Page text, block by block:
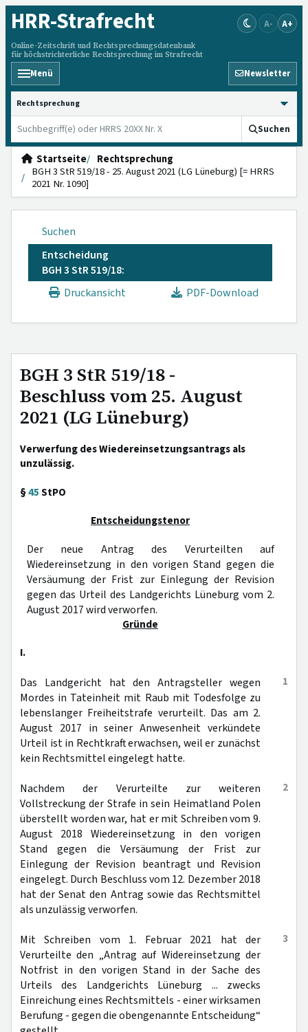
HRR-Strafrecht
Online-Zeitschrift und Rechtsprechungsdatenbank
für höchstrichterliche Rechtsprechung im Strafrecht
A- A+
Menü Newsletter
HRRS durchsuchen
Suchen
Startseite
Rechtsprechung
BGH 3 StR 519/18 - 25. August 2021 (LG Lüneburg) [= HRRS
2021 Nr. 1090]
Suchen
Entscheidung
BGH 3 StR 519/18:
Druckansicht
PDF-Download
BGH 3 StR 519/18 -
Beschluss vom 25. August
2021 (LG Lüneburg)
Verwerfung des Wiedereinsetzungsantrags als
unzulässig.
§45StPO
Entscheidungstenor
Der neue Antrag des Verurteilten auf
Wiedereinsetzung in den vorigen Stand gegen die
Versäumung der Frist zur Einlegung der Revision
gegen das Urteil des Landgerichts Lüneburg vom 2.
August 2017 wird verworfen.
Gründe
I.
1
Das Landgericht hat den Antragsteller wegen
Mordes in Tateinheit mit Raub mit Todesfolge zu
lebenslanger Freiheitstrafe verurteilt. Das am 2.
August 2017 in seiner Anwesenheit verkündete
Urteil ist in Rechtkraft erwachsen, weil er zunächst
kein Rechtsmittel eingelegt hatte.
2
Nachdem der Verurteilte zur weiteren
Vollstreckung der Strafe in sein Heimatland Polen
überstellt worden war, hat er mit Schreiben vom 9.
August 2018 Wiedereinsetzung in den vorigen
Stand gegen die Versäumung der Frist zur
Einlegung der Revision beantragt und Revision
eingelegt. Durch Beschluss vom 12. Dezember 2018
hat der Senat den Antrag sowie das Rechtsmittel
als unzulässig verworfen.
3
Mit Schreiben vom 1. Februar 2021 hat der
Verurteilte den „Antrag auf Widereinsetzung der
Notfrist in den vorigen Stand in der Sache des
Urteils des Landgerichts Lüneburg ... zwecks
Einreichung eines Rechtsmittels - einer wirksamen
Berufung - gegen die obengenannte Entscheidung“